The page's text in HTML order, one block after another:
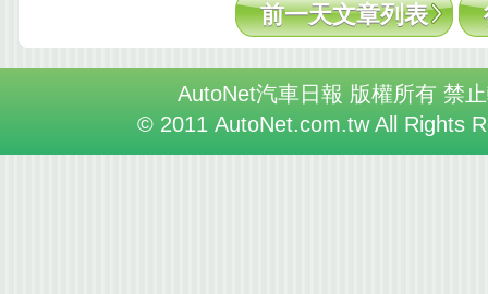
前一天文章列表
AutoNet汽車日報 版權所有 禁
© 2011 AutoNet.com.tw All Rights